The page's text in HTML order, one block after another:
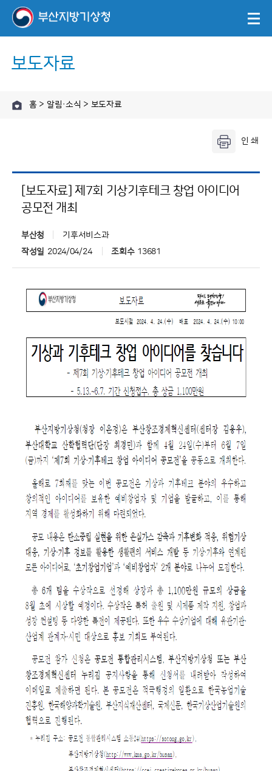
보도자료
홈 > 알림·소식 > 보도자료
[보도자료] 제7회 기상기후테크 창업 아이디어
공모전 개최
부산청
기후서비스과
작성일 2024/04/24 조회수 13681